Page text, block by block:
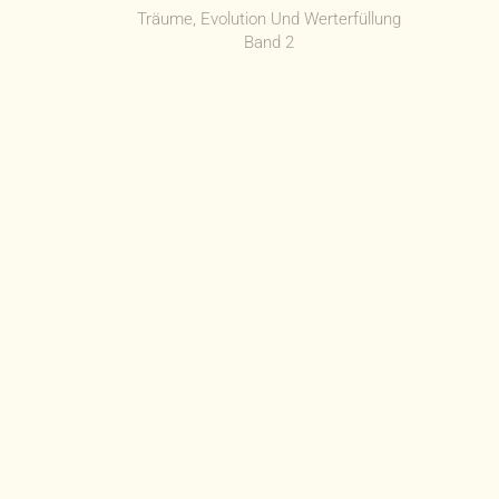
Träume, Evolution Und Werterfüllung
Band 2